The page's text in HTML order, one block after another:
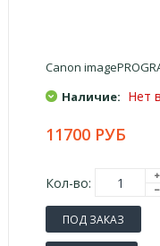
Canon
Наличие: Нет
11700 РУБ
Кол-во:
ПОД ЗАКАЗ